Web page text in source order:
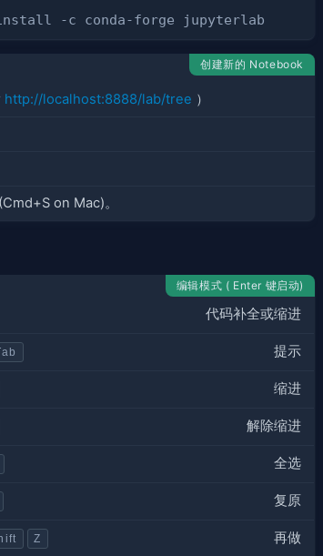
install -c conda-forge jupyterlab
创建新的 Notebook
http://localhost:8888/lab/tree ）
on Mac)。
编辑模式 ( Enter 键启动)
代码补全或缩进
提示
缩进
解除缩进
全选
复原
Z 再做